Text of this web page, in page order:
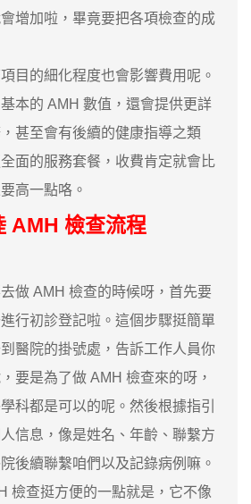
增加啦，畢竟要把各項檢查的成
的細化程度也會影響費用呢。
本的 AMH 數值，還會提供更詳
甚至會有後續的健康指導之類
面的服務套餐，收費肯定就會比
高一點咯。
AMH 檢查流程
AMH 檢查的時候呀，首先要
行初診登記啦。這個步驟挺簡單
醫院的掛號處，告訴工作人員你
要是為了做 AMH 檢查來的呀，
科都是可以的呢。然後根據指引
信息，像是姓名、年齡、聯繫方
後續聯繫咱們以及記錄病例嘛。
檢查挺方便的一點就是，它不像